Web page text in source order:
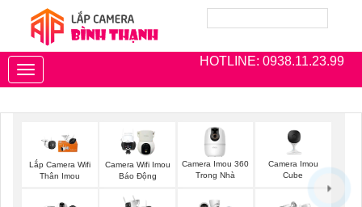
HOTLINE: 0938.11.23.99
Toggle
navigation
Lắp Camera Wifi
Thân Imou
Camera Wifi Imou
Báo Động
Camera Imou 360
Trong Nhà
Camera Imou
Cube